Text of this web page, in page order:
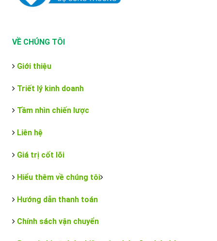
VỀ CHÚNG TÔI
Giới thiệu
Triết lý kinh doanh
Tầm nhìn chiến lược
Liên hệ
Giá trị cốt lõi
Hiểu thêm về chúng tôi
Hướng dẫn thanh toán
Chính sách vận chuyển